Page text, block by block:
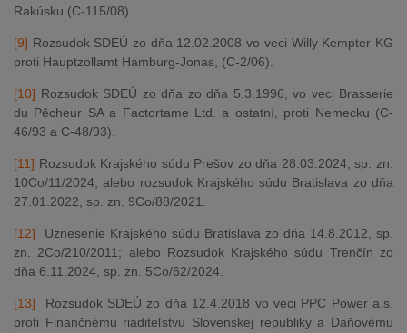
Rakúsku (C-115/08).
[9] Rozsudok SDEÚ zo dňa 12.02.2008 vo veci Willy Kempter KG
proti Hauptzollamt Hamburg-Jonas, (C-2/06).
[10] Rozsudok SDEÚ zo dňa zo dňa 5.3.1996, vo veci Brasserie
du Pêcheur SA a Factortame Ltd. a ostatní, proti Nemecku (C-
46/93 a C-48/93).
[11] Rozsudok Krajského súdu Prešov zo dňa 28.03.2024, sp. zn.
10Co/11/2024; alebo rozsudok Krajského súdu Bratislava zo dňa
27.01.2022, sp. zn. 9Co/88/2021.
[12] Uznesenie Krajského súdu Bratislava zo dňa 14.8.2012, sp.
zn. 2Co/210/2011; alebo Rozsudok Krajského súdu Trenčín zo
dňa 6.11.2024, sp. zn. 5Co/62/2024.
[13] Rozsudok SDEÚ zo dňa 12.4.2018 vo veci PPC Power a.s.
proti Finančnému riaditeľstvu Slovenskej republiky a Daňovému